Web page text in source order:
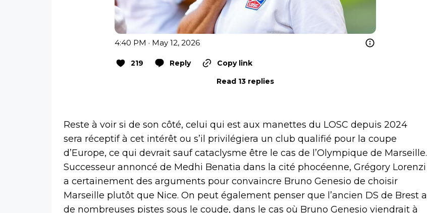
4:40 PM · May 12, 2026
219 Reply
Copy link
Read 13 replies
Reste à voir si de son côté, celui qui est aux manettes du LOSC depuis 2024
sera réceptif à cet intérêt ou s’il privilégiera un club qualifié pour la coupe
d’Europe, ce qui devrait sauf cataclysme être le cas de l’Olympique de Marseille.
Successeur annoncé de Medhi Benatia dans la cité phocéenne, Grégory Lorenzi
a certainement des arguments pour convaincre Bruno Genesio de choisir
Marseille plutôt que Nice. On peut également penser que l’ancien DS de Brest a
de nombreuses pistes sous le coude, dans le cas où Bruno Genesio viendrait à